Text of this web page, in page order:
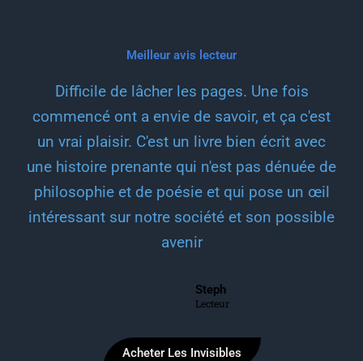
Meilleur avis lecteur
Difficile de lâcher les pages. Une fois
commencé ont a envie de savoir, et ça c'est
un vrai plaisir. C'est un livre bien écrit avec
une histoire prenante qui n'est pas dénuée de
philosophie et de poésie et qui pose un œil
intéressant sur notre société et son possible
avenir
Steph
Lecteur
Acheter Les Invisibles